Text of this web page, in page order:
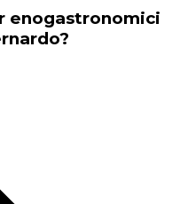
enogastronomici